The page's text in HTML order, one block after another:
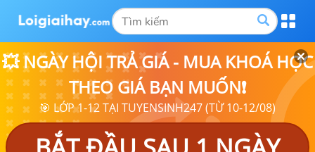
💥 NGÀY HỘI TRẢ GIÁ - MUA KHOÁ HỌC
THEO GIÁ BẠN MUỐN❗
🎯 LỚP 1-12 TẠI TUYENSINH247 (TỪ 10-12/08)